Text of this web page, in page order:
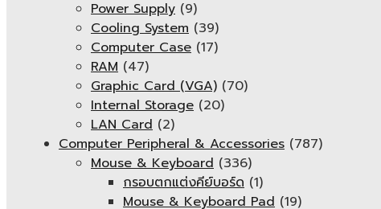
Power Supply (9)
Cooling System (39)
Computer Case (17)
RAM (47)
Graphic Card (VGA) (70)
Internal Storage (20)
LAN Card (2)
Computer Peripheral & Accessories (787)
Mouse & Keyboard (336)
กรอบตกแต่งคีย์บอร์ด (1)
Mouse & Keyboard Pad (19)